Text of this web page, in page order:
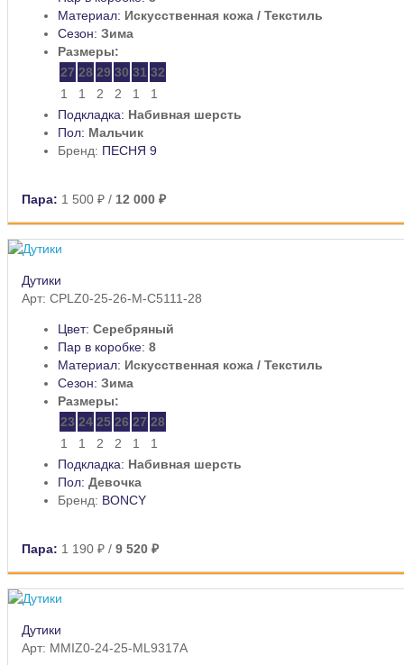
Материал: Искусственная кожа / Текстиль
Сезон: Зима
Размеры:
27 28 29 30 31 32
1
1 2 2 1
1
Подкладка: Набивная шерсть
Пол: Мальчик
Бренд: ПЕСНЯ 9
Пара: 1 500 ₽ / 12 000 ₽
Дутики
Арт: CPLZ0-25-26-M-C5111-28
Цвет: Серебряный
Пар в коробке: 8
Материал: Искусственная кожа / Текстиль
Сезон: Зима
Размеры:
23 24 25 26 27 28
1
1 2 2 1
1
Подкладка: Набивная шерсть
Пол: Девочка
Бренд: BONCY
Пара: 1 190 ₽ / 9 520 ₽
Дутики
Арт: MMIZ0-24-25-ML9317A